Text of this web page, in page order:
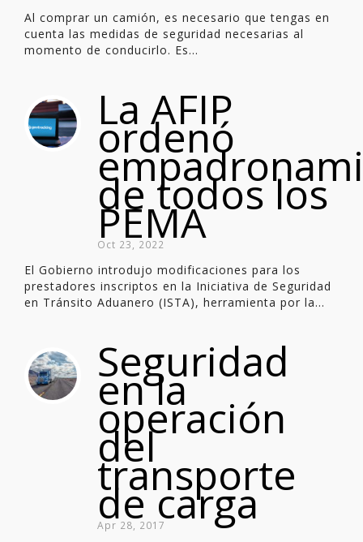
Al comprar un camión, es necesario que tengas en
cuenta las medidas de seguridad necesarias al
momento de conducirlo. Es...
La AFIP
ordenó
de todos los
PEMA
Oct 23, 2022
El Gobierno introdujo modificaciones para los
prestadores inscriptos en la Iniciativa de Seguridad
en Tránsito Aduanero (ISTA), herramienta por la...
Seguridad
en la
operación
del
transporte
de carga
Apr 28, 2017